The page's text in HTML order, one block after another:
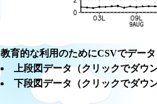
教育的な利用のためにCSVでデー
上段図データ（クリックでダウ
下段図データ（クリックでダウ